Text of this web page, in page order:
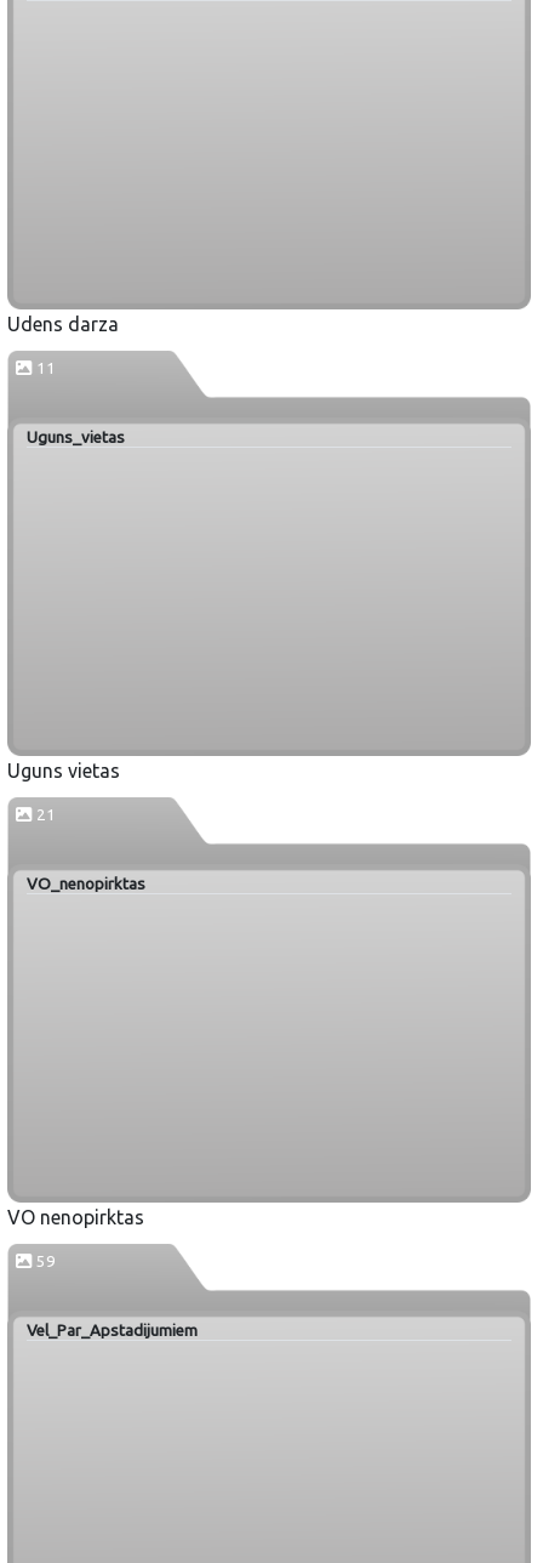
Udens darza
11
Uguns_vietas
Uguns vietas
21
VO_nenopirktas
VO nenopirktas
59
Vel_Par_Apstadijumiem